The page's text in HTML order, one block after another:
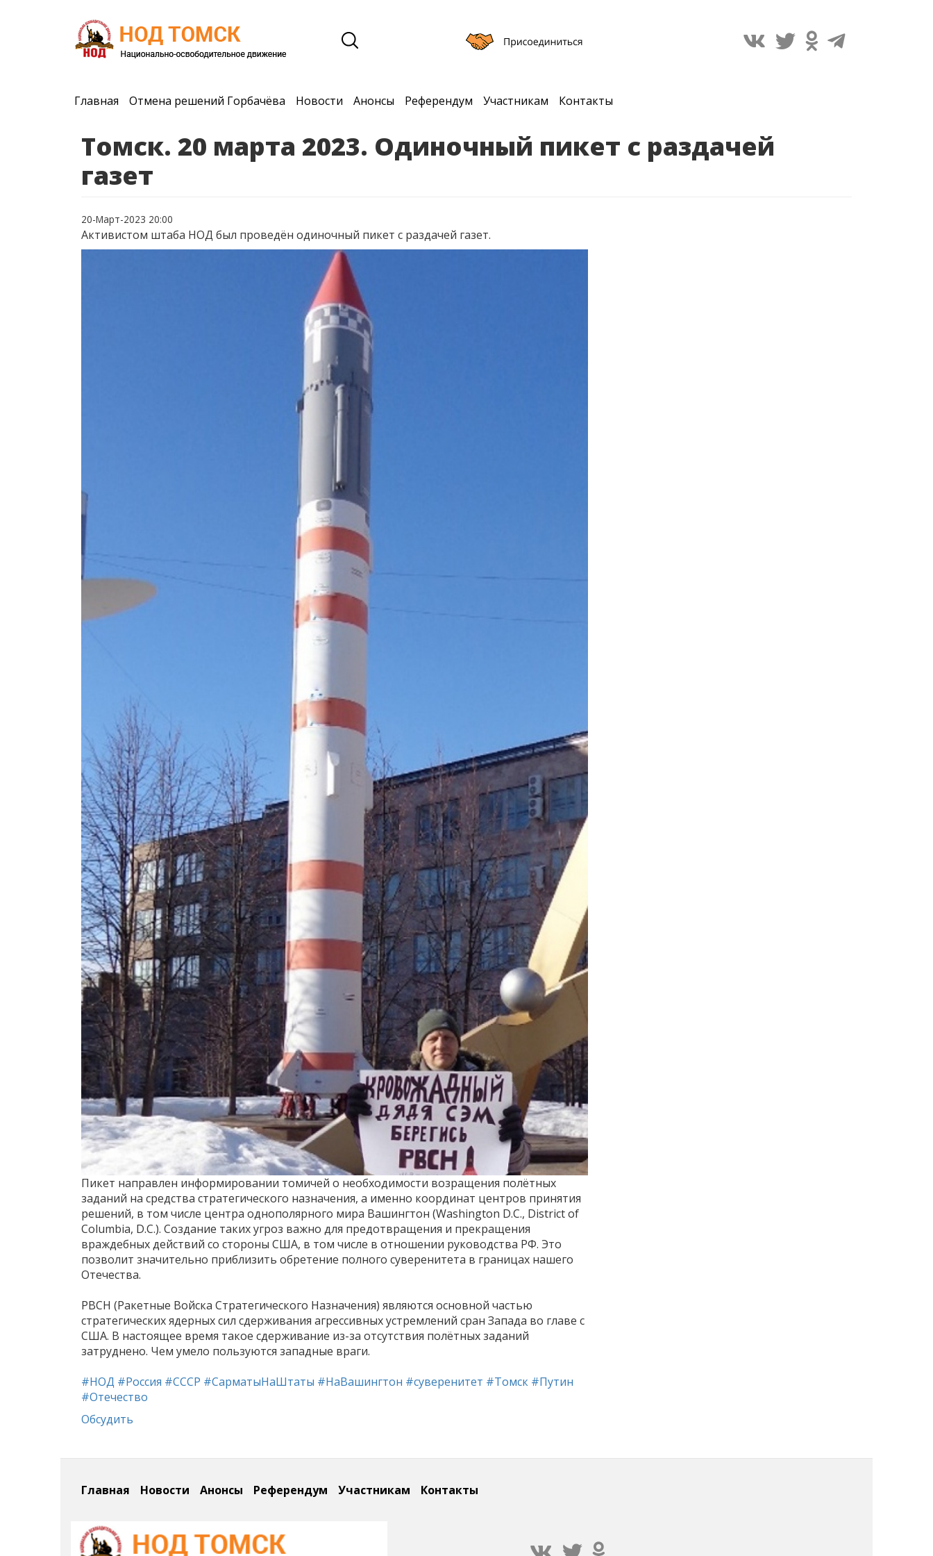
Главная Отмена решений Горбачёва Новости Анонсы Референдум Участникам Контакты
Томск. 20 марта 2023. Одиночный пикет с раздачей
газет
20-Март-2023 20:00
Активистом штаба НОД был проведён одиночный пикет с раздачей газет.
Пикет направлен информировании томичей о необходимости возращения полётных
заданий на средства стратегического назначения, а именно координат центров принятия
решений, в том числе центра однополярного мира Вашингтон (Washington D.C., District of
Columbia, D.C.). Создание таких угроз важно для предотвращения и прекращения
враждебных действий со стороны США, в том числе в отношении руководства РФ. Это
позволит значительно приблизить обретение полного суверенитета в границах нашего
Отечества.
РВСН (Ракетные Войска Стратегического Назначения) являются основной частью
стратегических ядерных сил сдерживания агрессивных устремлений сран Запада во главе с
США. В настоящее время такое сдерживание из-за отсутствия полётных заданий
затруднено. Чем умело пользуются западные враги.
#НОД #Россия #СССР #СарматыНаШтаты #НаВашингтон #суверенитет #Томск #Путин
#Отечество
Обсудить
Главная Новости Анонсы Референдум Участникам Контакты